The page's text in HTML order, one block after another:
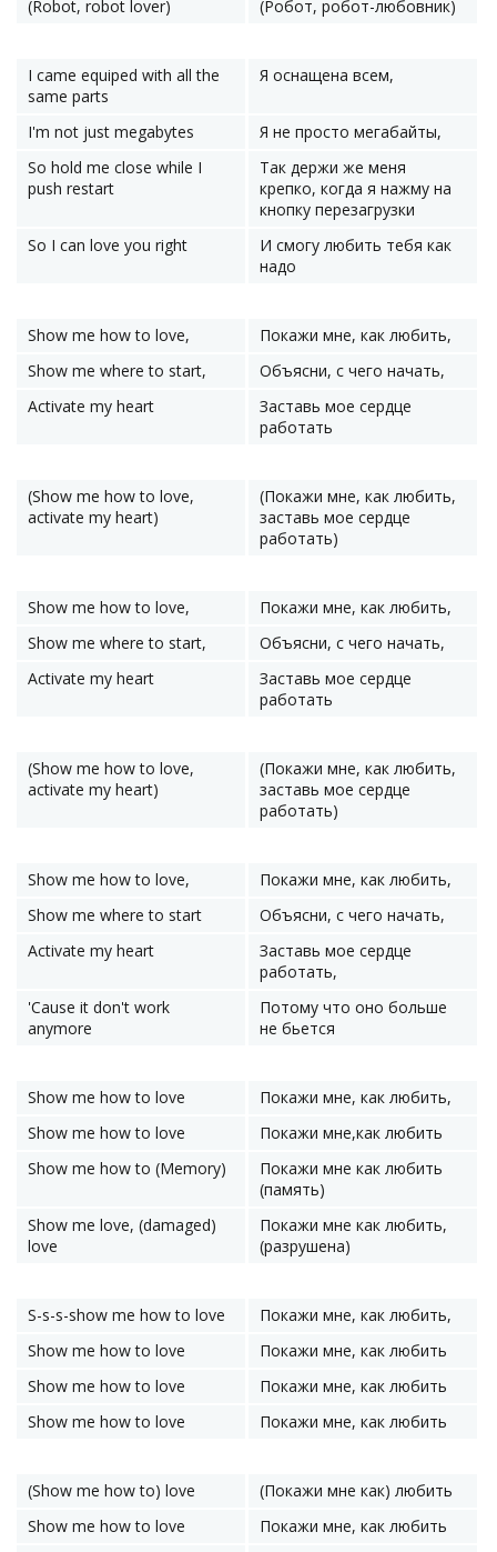
(Robot, robot lover) (Робот, робот-любовник)
I came equiped with all the
same parts
Я оснащена всем,
I'm not just megabytes
Я не просто мегабайты,
So hold me close while I
push restart
Так держи же меня
крепко, когда я нажму на
кнопку перезагрузки
So I can love you right
И смогу любить тебя как
надо
Show me how to love,
Покажи мне, как любить,
Show me where to start,
Объясни, с чего начать,
Activate my heart
Заставь мое сердце
работать
(Show me how to love,
activate my heart)
(Покажи мне, как любить,
заставь мое сердце
работать)
Show me how to love,
Покажи мне, как любить,
Show me where to start,
Объясни, с чего начать,
Activate my heart
Заставь мое сердце
работать
(Show me how to love,
activate my heart)
(Покажи мне, как любить,
заставь мое сердце
работать)
Show me how to love,
Покажи мне, как любить,
Show me where to start
Объясни, с чего начать,
Activate my heart
Заставь мое сердце
работать,
'Cause it don't work
anymore
Потому что оно больше
не бьется
Show me how to love
Покажи мне, как любить,
Show me how to love
Покажи мне,как любить
Show me how to (Memory)
Покажи мне как любить
(память)
Show me love, (damaged)
love
Покажи мне как любить,
(разрушена)
S-s-s-show me how to love
Покажи мне, как любить,
Show me how to love
Покажи мне, как любить
Show me how to love
Покажи мне, как любить
Show me how to love
Покажи мне, как любить
(Show me how to) love
(Покажи мне как) любить
Show me how to love
Покажи мне, как любить